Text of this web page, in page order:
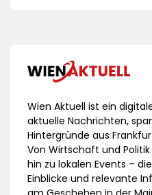
Wien Aktuell ist ein
aktuelle Nachrichten,
Hintergründe aus
Von Wirtschaft und
hin zu lokalen Events –
Einblicke und relevante